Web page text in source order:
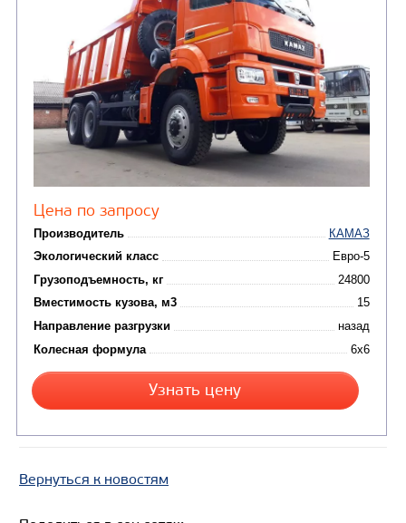
САМОСВАЛ КАМАЗ-65801
Экологический класс
Вернуться к новостям